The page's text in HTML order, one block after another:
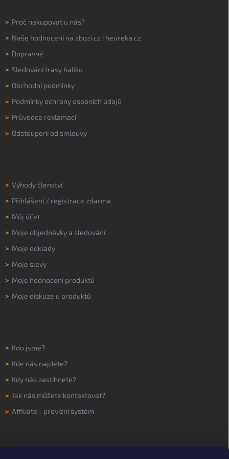
> Proč nakupovat u nás?
> Naše hodnocení na zbozi.cz | heureka.cz
> Dopravné
> Sledování trasy balíku
> Obchodní podmínky
> Podmínky ochrany osobních údajů
> Průvodce reklamací
> Odstoupení od smlouvy
> Výhody členství
> Přihlášení/ registrace zdarma
> Můj účet
> Moje objednávky a sledování
> Moje doklady
> Moje slevy
> Moje hodnocení produktů
> Moje diskuze u produktů
> Kdo jsme?
> Kde nás najdete?
> Kdy nás zastihnete?
> Jak nás můžete kontaktovat?
> Affiliate - provizní systém